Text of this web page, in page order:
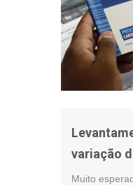
variação
Muito